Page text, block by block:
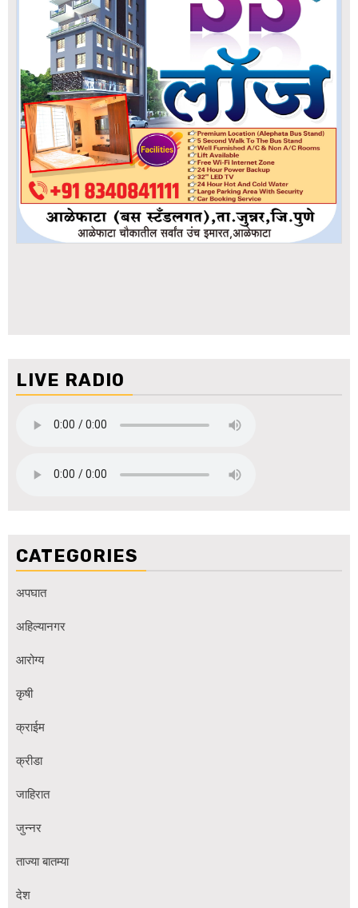
LIVE RADIO
CATEGORIES
अपघात
अहिल्यानगर
आरोग्य
कृषी
क्राईम
क्रीडा
जाहिरात
जुन्नर
ताज्या बातम्या
देश